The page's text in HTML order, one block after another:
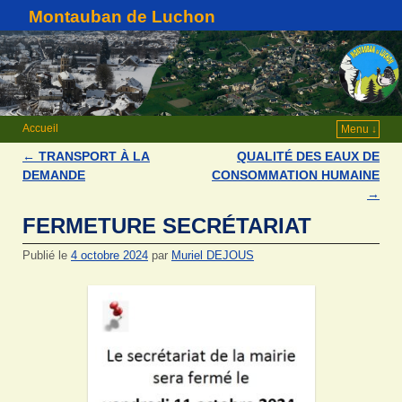
Montauban de Luchon
Accueil Menu ↓
Navigation des articles
← TRANSPORT À LA
DEMANDE
QUALITÉ DES EAUX DE
CONSOMMATION HUMAINE
→
FERMETURE SECRÉTARIAT
Publié le 4 octobre 2024 par Muriel DEJOUS